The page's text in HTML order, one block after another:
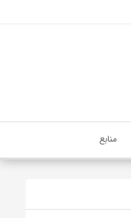
منابع